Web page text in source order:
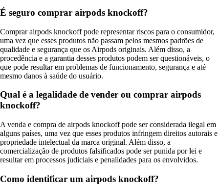
É seguro comprar airpods knockoff?
Comprar airpods knockoff pode representar riscos para o consumidor,
uma vez que esses produtos não passam pelos mesmos padrões de
qualidade e segurança que os Airpods originais. Além disso, a
procedência e a garantia desses produtos podem ser questionáveis, o
que pode resultar em problemas de funcionamento, segurança e até
mesmo danos à saúde do usuário.
Qual é a legalidade de vender ou comprar airpods
knockoff?
A venda e compra de airpods knockoff pode ser considerada ilegal em
alguns países, uma vez que esses produtos infringem direitos autorais e
propriedade intelectual da marca original. Além disso, a
comercialização de produtos falsificados pode ser punida por lei e
resultar em processos judiciais e penalidades para os envolvidos.
Como identificar um airpods knockoff?